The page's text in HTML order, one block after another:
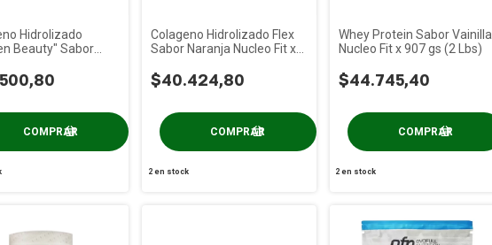
Hidrolizado
Beauty" Sabor
Colageno Hidrolizado Flex
Sabor Naranja Nucleo Fit x
$40.424,80
2en stock
Whey Protein Sabor Vainilla
Nucleo Fit x 907 gs (2 Lbs)
$44.745,40
2 en stock